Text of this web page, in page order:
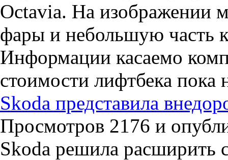
Octavia. На изображении
фары и небольшую часть
Информации касаемо
стоимости лифтбека пока
Skoda представила
Просмотров 2176 и
Skoda решила расширить